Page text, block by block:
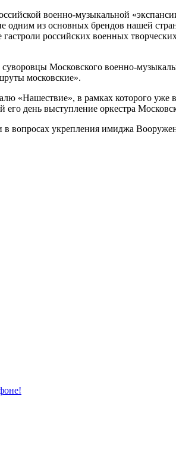
военно-музыкальной
одним из основных брендов нашей
российских военных
Московского военно-
московские».
«Нашествие», в рамках которого
день выступление оркестра
укрепления имиджа